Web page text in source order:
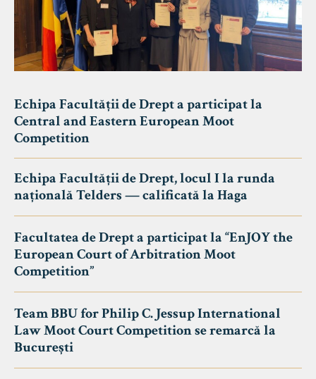
Echipa Facultății de Drept a participat la
Central and Eastern European Moot
Competition
Echipa Facultății de Drept, locul I la runda
națională Telders — calificată la Haga
Facultatea de Drept a participat la “EnJOY the
European Court of Arbitration Moot
Competition”
Team BBU for Philip C. Jessup International
Law Moot Court Competition se remarcă la
București